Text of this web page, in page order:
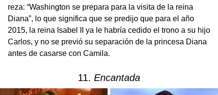
reza: “Washington se prepara para la visita de la reina
Diana”, lo que significa que se predijo que para el año
2015, la reina Isabel II ya le habría cedido el trono a su hijo
Carlos, y no se previó su separación de la princesa Diana
antes de casarse con Camila.
11. Encantada